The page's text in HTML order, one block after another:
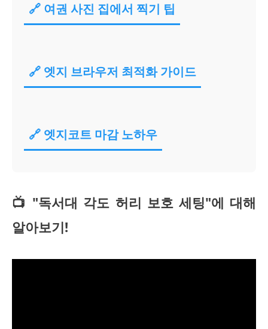
🔗 여권 사진 집에서 찍기 팁
🔗 엣지 브라우저 최적화 가이드
🔗 엣지코트 마감 노하우
📺 "독서대 각도 허리 보호 세팅"에 대해
알아보기!